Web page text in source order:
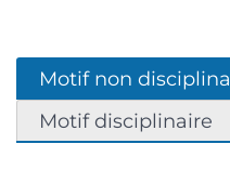
Motif non
Motif disciplinaire